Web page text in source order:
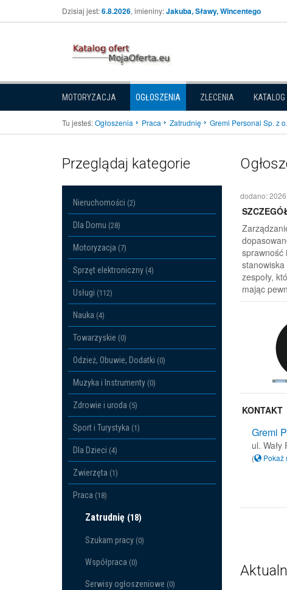
Dzisiaj jest:6.8.2026, imieniny:Jakuba, Sławy, Wincentego
MOTORYZACJA OGŁOSZENIA ZLECENIA KATALOG
Tu jesteś:Ogłoszenia Praca Zatrudnię Gremi Personal Sp. z
Przeglądaj kategorie
Nieruchomości (2)
Dla Domu (28)
Motoryzacja (7)
Sprzęt elektroniczny (4)
Usługi (112)
Nauka (4)
Towarzyskie (0)
Odzież, Obuwie, Dodatki (0)
Muzyka i Instrumenty (0)
Zdrowie i uroda (5)
Sport i Turystyka (1)
Dla Dzieci (4)
Zwierzęta (1)
Praca (18)
Zatrudnię (18)
Szukam pracy (0)
Współpraca (0)
Serwisy ogłoszeniowe (0)
dodano:
sprawność
zespoły,
mając
KONTAKT
Gremi
ul.
( Pokaż